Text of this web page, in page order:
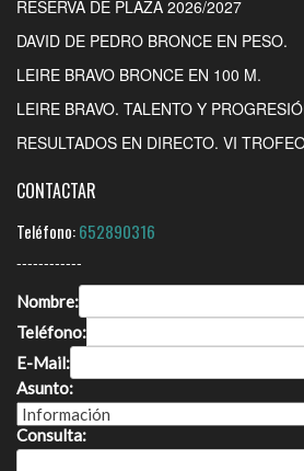
RESERVA DE PLAZA 2026/2027
DAVID DE PEDRO BRONCE EN PESO.
LEIRE BRAVO BRONCE EN 100 M.
LEIRE BRAVO. TALENTO Y
RESULTADOS EN DIRECTO. VI
CONTACTAR
Teléfono:652890316
------------
Nombre:
Teléfono:
E-Mail:
Asunto:
Consulta: